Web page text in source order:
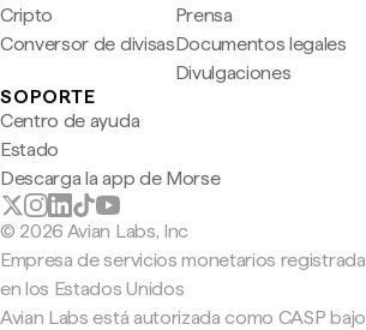
Cripto
Conversor de divisas
Prensa
Documentos legales
Divulgaciones
SOPORTE
Centro de ayuda
Estado
Descarga la app de Morse
© 2026 Avian Labs, Inc
Empresa de servicios monetarios registrada
en los Estados Unidos
Avian Labs está autorizada como CASP bajo